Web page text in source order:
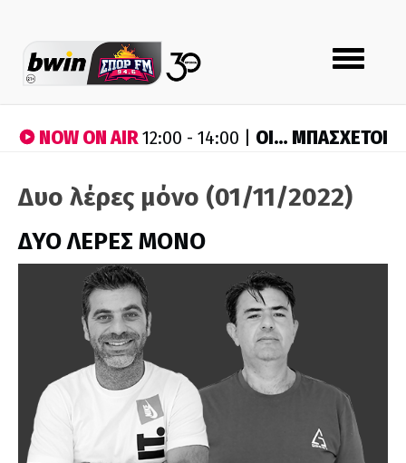
Toggle
navigation
NOW ON AIR12:00 - 14:00 | ΟΙ… ΜΠΑΣΧΕΤΟΙ
Δυο λέρες μόνο (01/11/2022)
ΔΥΟ ΛΕΡΕΣ ΜΟΝΟ